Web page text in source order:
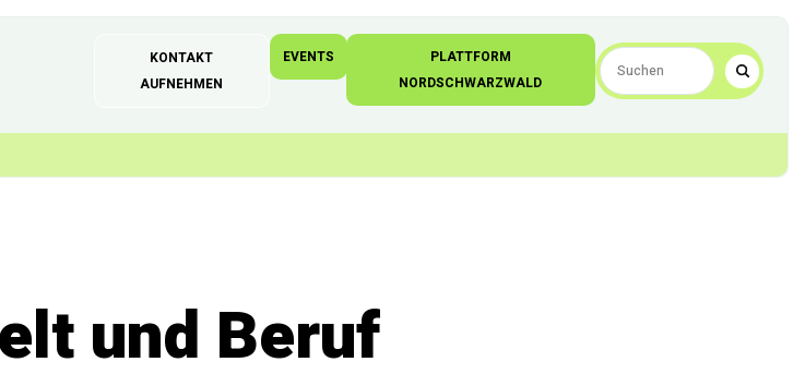
KONTAKT
AUFNEHMEN
EVENTS
PLATTFORM
NORDSCHWARZWALD
und Beruf